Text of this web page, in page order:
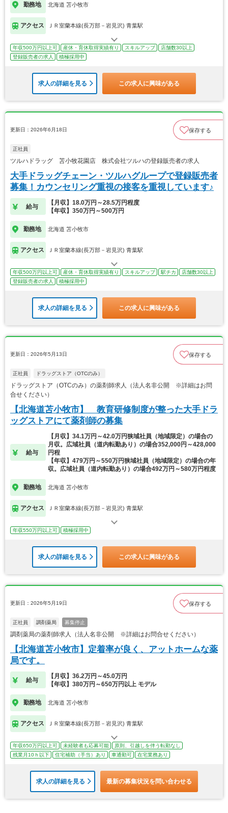
勤務地 北海道 苫小牧市
アクセス ＪＲ室蘭本線(長万部－岩見沢) 青葉駅
年収500万円以上可 産休・育休取得実績有り スキルアップ
店舗数30以上
登録販売者の求人
積極採用中
求人の詳細を見る この求人に興味がある
更新日：2026年6月18日 保存する
正社員
ツルハドラッグ 苫小牧花園店 株式会社ツルハの登録販売者の求人
大手ドラッグチェーン・ツルハグループで登録販売者
募集！カウンセリング重視の接客を重視しています♪
給与
【月収】18.0万円～28.5万円程度
【年収】350万円～500万円
勤務地 北海道 苫小牧市
アクセス ＪＲ室蘭本線(長万部－岩見沢) 青葉駅
年収500万円以上可 産休・育休取得実績有り スキルアップ 駅チカ
店舗数30以上
登録販売者の求人
積極採用中
求人の詳細を見る この求人に興味がある
更新日：2026年5月13日 保存する
正社員 ドラッグストア（OTCのみ）
ドラッグストア（OTCのみ）の薬剤師求人（法人名非公開 ※詳細はお問
合せください）
【北海道苫小牧市】 教育研修制度が整った大手ドラ
ッグストアにて薬剤師の募集
給与
【月収】34.1万円～42.0万円狭域社員（地域限定）の場合の
月収。広域社員（道内転勤あり）の場合352,000円～428,000
円程
【年収】479万円～550万円狭域社員（地域限定）の場合の年
収。広域社員（道内転勤あり）の場合492万円～580万円程度
勤務地 北海道 苫小牧市
アクセス ＪＲ室蘭本線(長万部－岩見沢) 青葉駅
年収550万円以上可 積極採用中
求人の詳細を見る この求人に興味がある
更新日：2026年5月19日 保存する
正社員 調剤薬局 募集停止
調剤薬局の薬剤師求人（法人名非公開 ※詳細はお問合せください）
【北海道苫小牧市】定着率が良く、アットホームな薬
局です。
給与
【月収】36.2万円～45.0万円
【年収】380万円～650万円以上 モデル
勤務地 北海道 苫小牧市
アクセス ＪＲ室蘭本線(長万部－岩見沢) 青葉駅
年収650万円以上可 未経験者も応募可能
原則、引越しを伴う転勤なし
残業月10ｈ以下
住宅補助（手当）あり 車通勤可 在宅業務あり
求人の詳細を見る 最新の募集状況を問い合わせる